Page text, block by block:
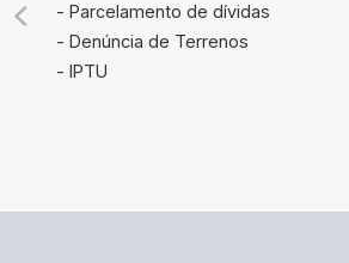
- Parcelamento de dívidas
- Denúncia de Terrenos
- IPTU